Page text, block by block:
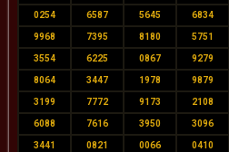
0254 6587 5645 6834
9968 7395 8180 5751
3554 6225 0867 9279
8064 3447 1978 9879
3199 7772 9173 2108
6088 7616 3950 3096
3441 0821 0066 0410